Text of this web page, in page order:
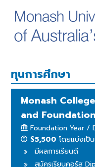
ทุนการศึกษา
Monash
and
Foundation Year /
$5,500 โดยแบ่งเป็
มีผลการเรียนดี
สมัครเรียนคอร์ส